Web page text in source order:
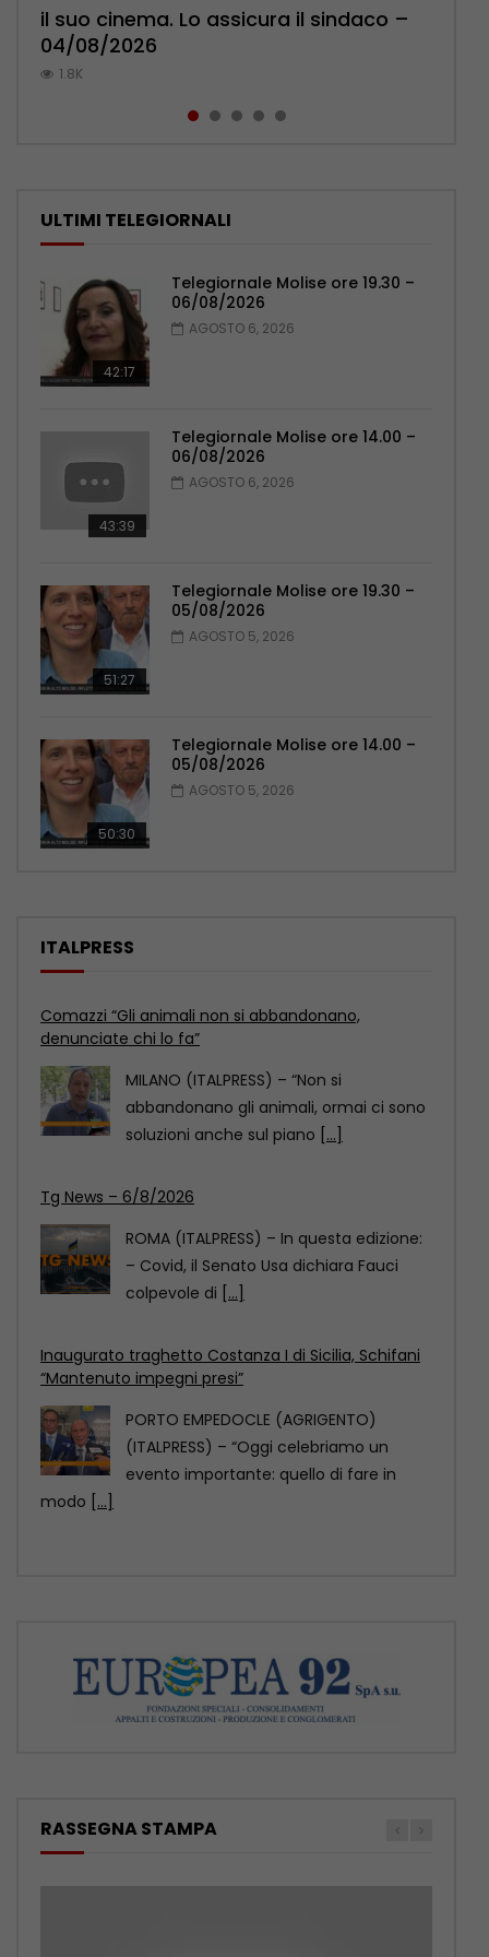
il suo cinema. Lo assicura il sindaco –
04/08/2026
1.8K
l’ambulatorio per curare l’osteoporosi
– 06/08/2026
1.1K
Pensionati: più relazioni e servizi di
prossimità – 04/08/2026
1.1K
Polizia: impegno nel rafforzare organici
– 05/08/2026
1K
pronuncia sul ricongiungimento –
06/08/2026
0.9K
ULTIMI TELEGIORNALI
42:17
Telegiornale Molise ore 19.30 –
06/08/2026
AGOSTO 6, 2026
43:39
Telegiornale Molise ore 14.00 –
06/08/2026
AGOSTO 6, 2026
51:27
Telegiornale Molise ore 19.30 –
05/08/2026
AGOSTO 5, 2026
50:30
Telegiornale Molise ore 14.00 –
05/08/2026
AGOSTO 5, 2026
ITALPRESS
Tg News – 6/8/2026
– Covid, il Senato Usa dichiara Fauci
colpevole di[...]
“Mantenuto impegni presi”
PORTO EMPEDOCLE (AGRIGENTO)
(ITALPRESS) – “Oggi celebriamo un
evento importante: quello di fare in
Comazzi “Gli animali non si abbandonano,
denunciate chi lo fa”
MILANO (ITALPRESS) – “Non si
abbandonano gli animali, ormai ci sono
RASSEGNA STAMPA